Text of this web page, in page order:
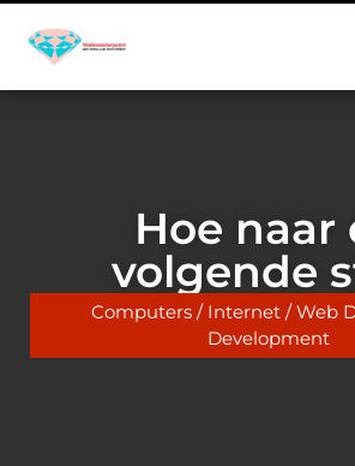
Hoe naar
volgende
Computers / Internet / Web
Development